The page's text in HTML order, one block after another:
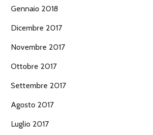
Gennaio 2018
Dicembre 2017
Novembre 2017
Ottobre 2017
Settembre 2017
Agosto 2017
Luglio 2017